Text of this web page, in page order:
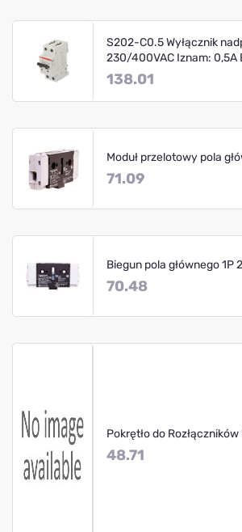
S202-C0.5 Wyłącznik
230/400VAC Iznam: 0,5A
138.01
Moduł przelotowy pola
71.09
Biegun pola głównego 1P
70.48
Pokrętło do
48.71